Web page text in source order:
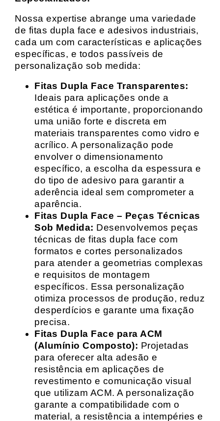
Nossa expertise abrange uma variedade
de fitas dupla face e adesivos industriais,
cada um com características e aplicações
específicas, e todos passíveis de
personalização sob medida:
Fitas Dupla Face Transparentes:
Ideais para aplicações onde a
estética é importante, proporcionando
uma união forte e discreta em
materiais transparentes como vidro e
acrílico. A personalização pode
envolver o dimensionamento
específico, a escolha da espessura e
do tipo de adesivo para garantir a
aderência ideal sem comprometer a
aparência.
Fitas Dupla Face – Peças Técnicas
Sob Medida: Desenvolvemos peças
técnicas de fitas dupla face com
formatos e cortes personalizados
para atender a geometrias complexas
e requisitos de montagem
específicos. Essa personalização
otimiza processos de produção, reduz
desperdícios e garante uma fixação
precisa.
Fitas Dupla Face para ACM
(Alumínio Composto): Projetadas
para oferecer alta adesão e
resistência em aplicações de
revestimento e comunicação visual
que utilizam ACM. A personalização
garante a compatibilidade com o
material, a resistência a intempéries e